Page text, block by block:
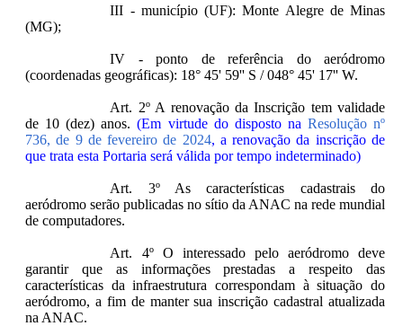
III - município (UF): Monte Alegre de Minas
(MG);
IV - ponto de referência do aeródromo
(coordenadas geográficas): 18° 45' 59'' S / 048° 45' 17'' W.
Art. 2º A renovação da Inscrição tem validade
de 10 (dez) anos.(Em virtude do disposto na Resolução nº
736, de 9 de fevereiro de 2024, a renovação da inscrição de
que trata esta Portaria será válida por tempo indeterminado)
Art. 3º As características cadastrais do
aeródromo serão publicadas no sítio da ANAC na rede mundial
de computadores.
Art. 4º O interessado pelo aeródromo deve
garantir que as informações prestadas a respeito das
características da infraestrutura correspondam à situação do
aeródromo, a fim de manter sua inscrição cadastral atualizada
na ANAC.